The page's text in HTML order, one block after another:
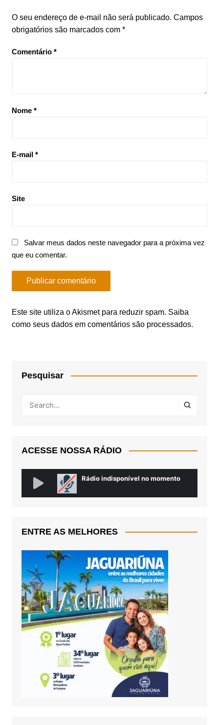
O seu endereço de e-mail não será publicado. Campos
obrigatórios são marcados com *
Comentário *
Nome *
E-mail *
Site
Salvar meus dados neste navegador para a próxima vez
que eu comentar.
Este site utiliza o Akismet para reduzir spam. Saiba
como seus dados em comentários são processados.
Pesquisar
ACESSE NOSSA RÁDIO
ENTRE AS MELHORES